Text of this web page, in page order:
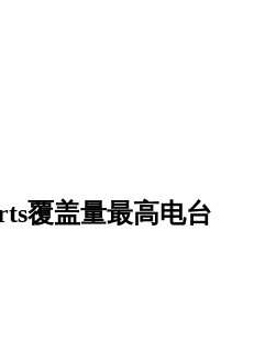
覆盖量最高电台